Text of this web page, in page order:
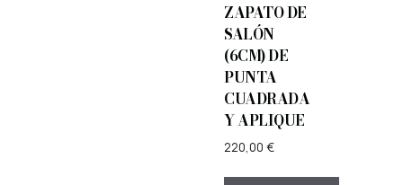
ZAPATO DE
SALÓN
(6CM) DE
PUNTA
CUADRADA
Y APLIQUE
220,00 €